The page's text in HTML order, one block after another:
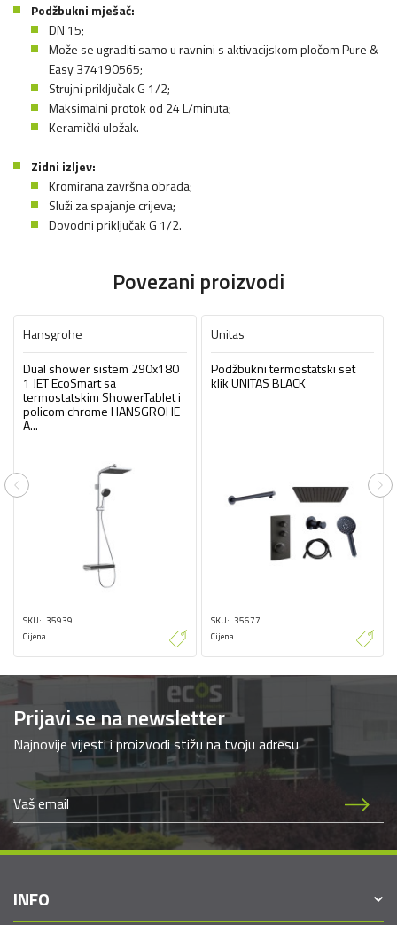
Podžbukni mješač:
DN 15;
Može se ugraditi samo u ravnini s aktivacijskom pločom Pure &
Easy 374190565;
Strujni priključak G 1/2;
Maksimalni protok od 24 L/minuta;
Keramički uložak.
Zidni izljev:
Kromirana završna obrada;
Služi za spajanje crijeva;
Dovodni priključak G 1/2.
Povezani proizvodi
Hansgrohe
Dual shower sistem 290x180
1 JET EcoSmart sa
termostatskim ShowerTablet i
policom chrome HANSGROHE
A...
SKU 35939
Cijena
Unitas
Podžbukni termostatski set
klik UNITAS BLACK
SKU 35677
Cijena
Previous
Prijavi se na newsletter
Najnovije vijesti i proizvodi stižu na tvoju adresu
INFO